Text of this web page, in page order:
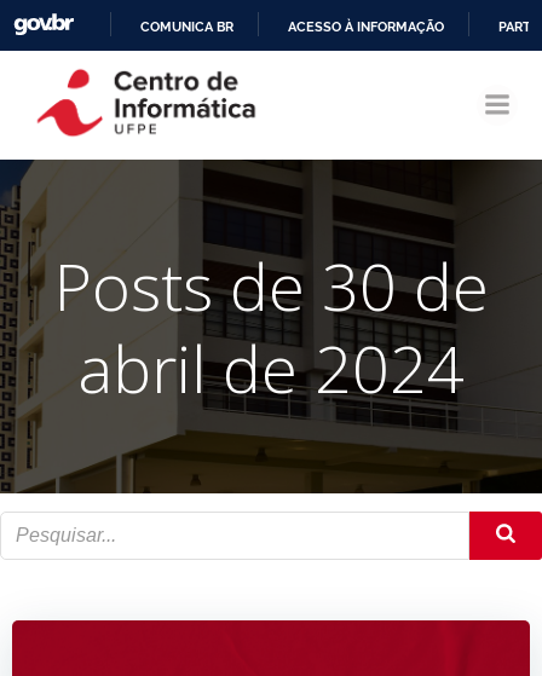
CONTEÚDO
COMUNICA BR ACESSO À INFORMAÇÃO
Posts de 30 de
abril de 2024